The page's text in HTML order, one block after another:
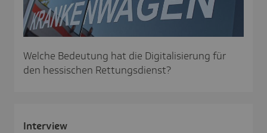
Welche Bedeutung hat die Digitalisierung für
den hessischen Rettungsdienst?
Inter­view